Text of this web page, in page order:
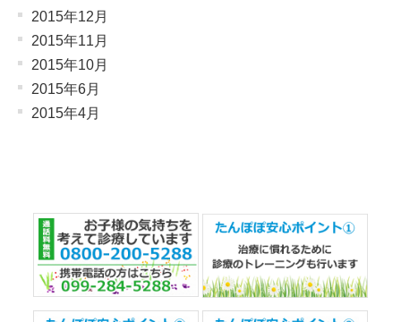
2015年12月
2015年11月
2015年10月
2015年6月
2015年4月